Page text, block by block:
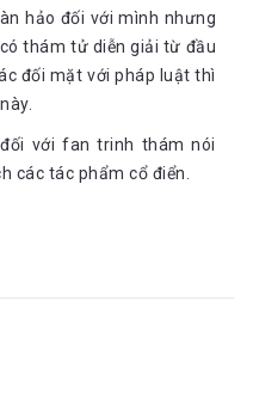
hảo đối với mình nhưng
thám tử diễn giải từ đầu
đối mặt với pháp luật thì
với fan trinh thám nói
các tác phẩm cổ điển.